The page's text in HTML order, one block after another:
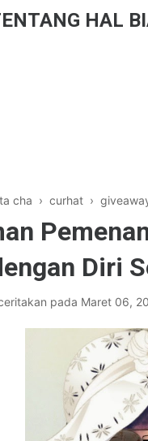
HAL
cha › curhat ›
Diri
pada Maret 06,